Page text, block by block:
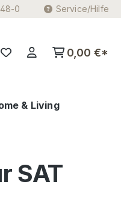
0 Service/Hilfe
0,00 €*
& Living
SAT